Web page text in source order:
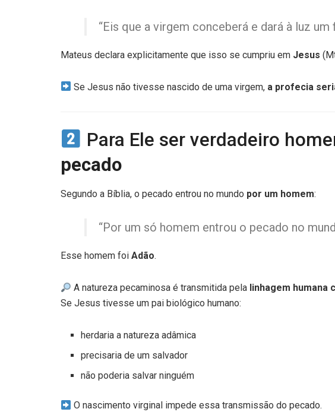
“Eis que a virgem conceberá e dará à luz um
Mateus declara explicitamente que isso se cumpriu em Jesus
Se Jesus não tivesse nascido de uma virgem, a profecia
Para Ele ser verdadeiro
pecado
Segundo a Bíblia, o pecado entrou no mundo por um homem:
“Por um só homem entrou o pecado no
Esse homem foi Adão.
A natureza pecaminosa é transmitida pela linhagem humana
Se Jesus tivesse um pai biológico humano:
herdaria a natureza adâmica
precisaria de um salvador
não poderia salvar ninguém
O nascimento virginal impede essa transmissão do pecado.